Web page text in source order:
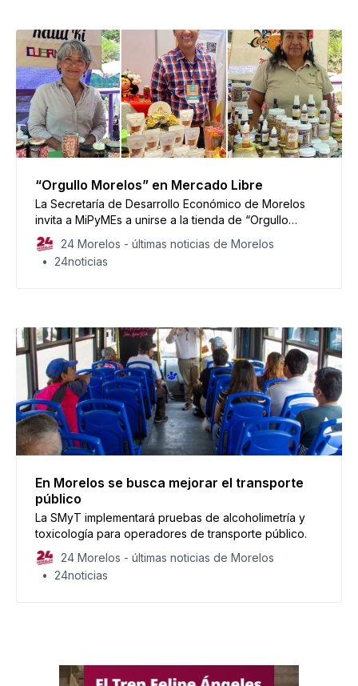
“Orgullo Morelos” en Mercado Libre
La Secretaría de Desarrollo Económico de Morelos
invita a MiPyMEs a unirse a la tienda de “Orgullo
Morelos” en Mercado Libre.
24 Morelos - últimas noticias de Morelos
24noticias
En Morelos se busca mejorar el transporte
público
La SMyT implementará pruebas de alcoholimetría y
toxicología para operadores de transporte público.
24 Morelos - últimas noticias de Morelos
24noticias